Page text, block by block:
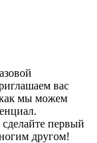
вас
как мы можем
первый
другом!